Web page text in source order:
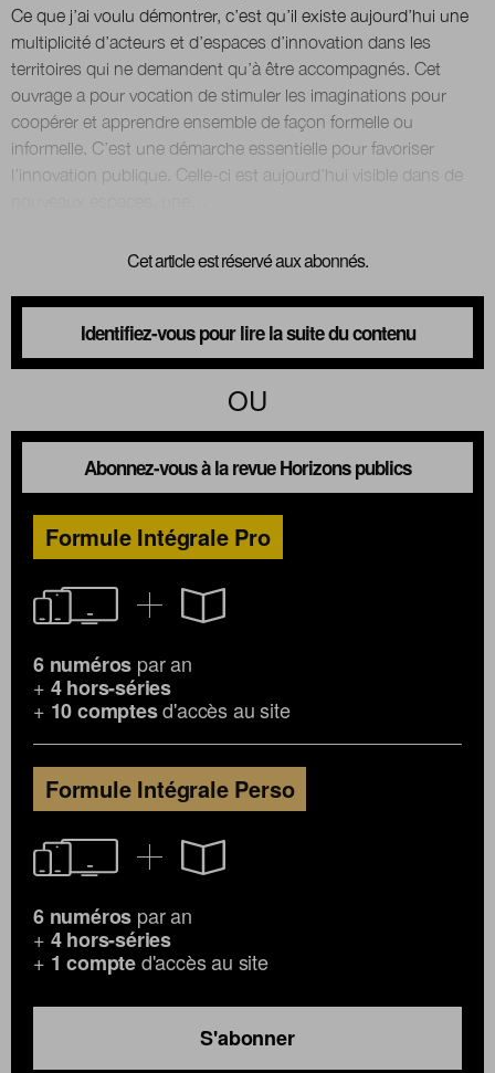
Ce que j’ai voulu démontrer, c’est qu’il existe aujourd’hui une
multiplicité d’acteurs et d’espaces d’innovation dans les
territoires qui ne demandent qu’à être accompagnés. Cet
ouvrage a pour vocation de stimuler les imaginations pour
coopérer et apprendre ensemble de façon formelle ou
informelle. C’est une démarche essentielle pour favoriser
l’innovation publique. Celle-ci est aujourd’hui visible dans de
Cet article est réservé aux abonnés.
Identifiez-vous pour lire la suite du contenu
OU
Abonnez-vous à la revue Horizons publics
Formule Intégrale Pro
6 numéros par an
+ 4 hors-séries
+ 10 comptesd'accès au site
Formule Intégrale Perso
6 numéros par an
+ 4 hors-séries
+ 1 compted'accès au site
S'abonner